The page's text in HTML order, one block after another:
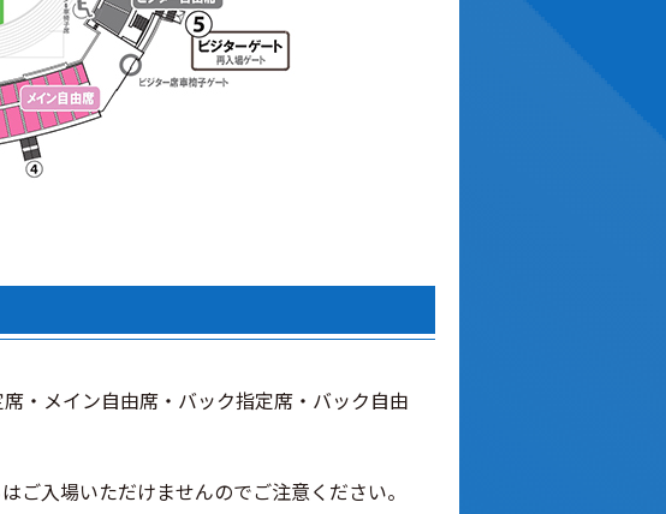
・メイン自由席・バック指定席・バック自由
ご入場いただけませんのでご注意ください。